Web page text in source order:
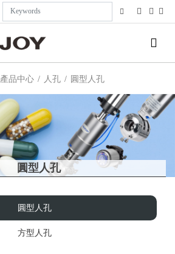
產品中心 人孔 圓型人孔
圓型人孔
圓型人孔
方型人孔